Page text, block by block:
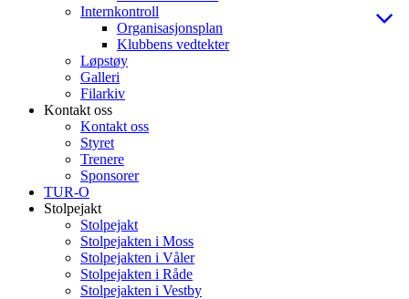
Internkontroll
Organisasjonsplan
Klubbens vedtekter
Løpstøy
Galleri
Filarkiv
Kontakt oss
Kontakt oss
Styret
Trenere
Sponsorer
TUR-O
Stolpejakt
Stolpejakt
Stolpejakten i Moss
Stolpejakten i Våler
Stolpejakten i Råde
Stolpejakten i Vestby